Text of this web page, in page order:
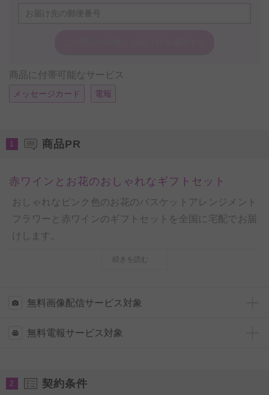
商品に付帯可能なサービス
メッセージカード 電報
1 商品PR
赤ワインとお花のおしゃれなギフトセット
おしゃれなピンク色のお花のバスケットアレンジメント
フラワーと赤ワインのギフトセットを全国に宅配でお届
けします。
などの贈答花としてもおすすめしたい花ギフトです。
ッセージカードをお付けできるので、会って直接お祝い
続きを読む
無料画像配信サービス対象
無料電報サービス対象
2 契約条件